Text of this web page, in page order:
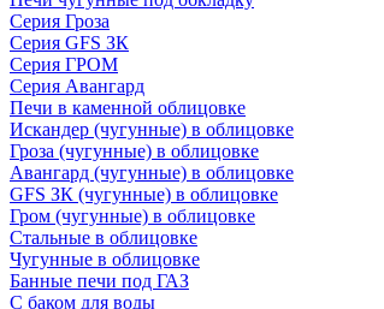
Серия Гроза
Серия GFS ЗК
Серия ГРОМ
Серия Авангард
Печи в каменной облицовке
Искандер (чугунные) в облицовке
Гроза (чугунные) в облицовке
Авангард (чугунные) в облицовке
GFS ЗК (чугунные) в облицовке
Гром (чугунные) в облицовке
Стальные в облицовке
Чугунные в облицовке
Банные печи под ГАЗ
С баком для воды